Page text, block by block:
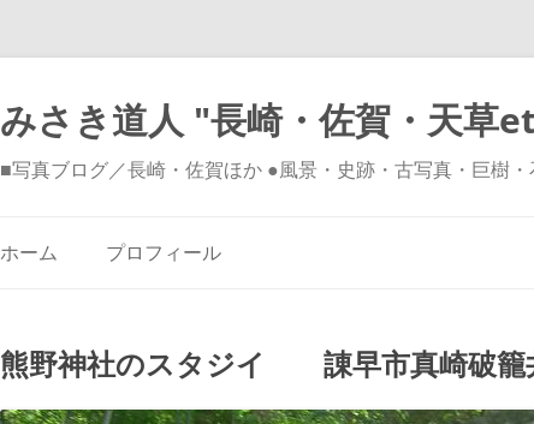
みさき道人 "長崎・佐賀・天草
■写真ブログ／長崎・佐賀ほか ●風景・史跡・古写真・巨樹
ホーム プロフィール
熊野神社のスタジイ 諌早市真崎破籠